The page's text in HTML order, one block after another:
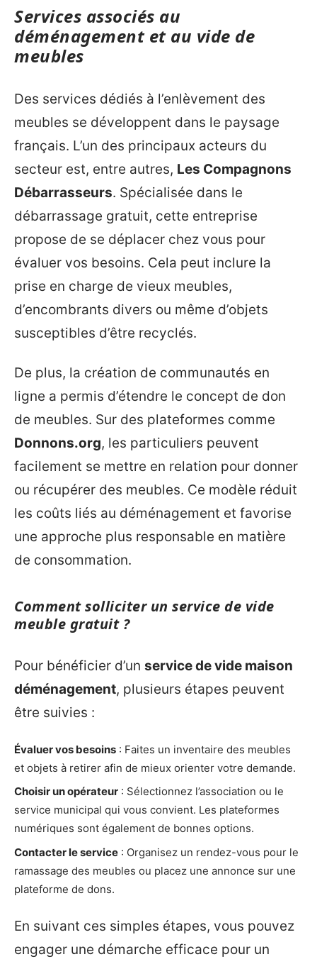
Services associés au
déménagement et au vide de
meubles
Des services dédiés à l’enlèvement des
meubles se développent dans le paysage
français. L’un des principaux acteurs du
secteur est, entre autres, Les Compagnons
Débarrasseurs. Spécialisée dans le
débarrassage gratuit, cette entreprise
propose de se déplacer chez vous pour
évaluer vos besoins. Cela peut inclure la
prise en charge de vieux meubles,
d’encombrants divers ou même d’objets
susceptibles d’être recyclés.
De plus, la création de communautés en
ligne a permis d’étendre le concept de don
de meubles. Sur des plateformes comme
Donnons.org, les particuliers peuvent
facilement se mettre en relation pour donner
ou récupérer des meubles. Ce modèle réduit
les coûts liés au déménagement et favorise
une approche plus responsable en matière
de consommation.
Comment solliciter un service de vide
meuble gratuit ?
Pour bénéficier d’un service de vide maison
déménagement, plusieurs étapes peuvent
être suivies :
Évaluer vos besoins : Faites un inventaire des meubles
et objets à retirer afin de mieux orienter votre demande.
Choisir un opérateur : Sélectionnez l’association ou le
service municipal qui vous convient. Les plateformes
numériques sont également de bonnes options.
Contacter le service : Organisez un rendez-vous pour le
ramassage des meubles ou placez une annonce sur une
plateforme de dons.
En suivant ces simples étapes, vous pouvez
engager une démarche efficace pour un